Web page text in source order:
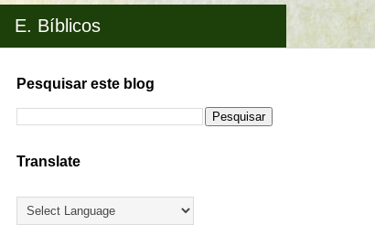
E. Bíblicos
Pesquisar este blog
Translate